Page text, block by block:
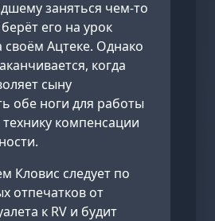
заняться чем-то
его на урок
Ацтеке. Однако
когда
сыну
обе ноги для работы
компенсации
Кловис следует по
отпечатков от
к RV и будит